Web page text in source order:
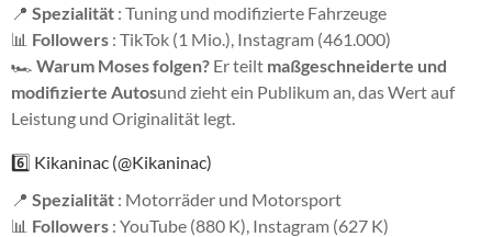
📍 Spezialität : Tuning und modifizierte Fahrzeuge
📊 Followers : TikTok (1 Mio.), Instagram (461.000)
🏎 Warum Moses folgen? Er teilt maßgeschneiderte und
modifizierte Autosund zieht ein Publikum an, das Wert auf
Leistung und Originalität legt.
6️⃣ Kikaninac (@Kikaninac)
📍 Spezialität : Motorräder und Motorsport
📊 Followers : YouTube (880 K), Instagram (627 K)